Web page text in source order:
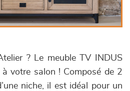
? Le meuble TV INDUS
votre salon ! Composé de 2
niche, il est idéal pour un